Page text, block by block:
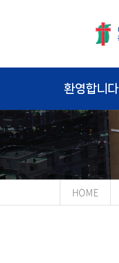
환영합니다
HOME